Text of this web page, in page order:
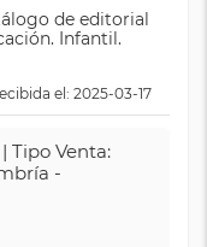
de editorial
Infantil.
el: 2025-03-17
| Tipo Venta:
-